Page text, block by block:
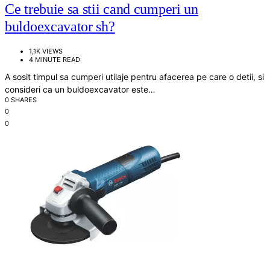
Ce trebuie sa stii cand cumperi un
buldoexcavator sh?
1,1K VIEWS
4 MINUTE READ
A sosit timpul sa cumperi utilaje pentru afacerea pe care o detii, si
consideri ca un buldoexcavator este…
0 SHARES
0
0